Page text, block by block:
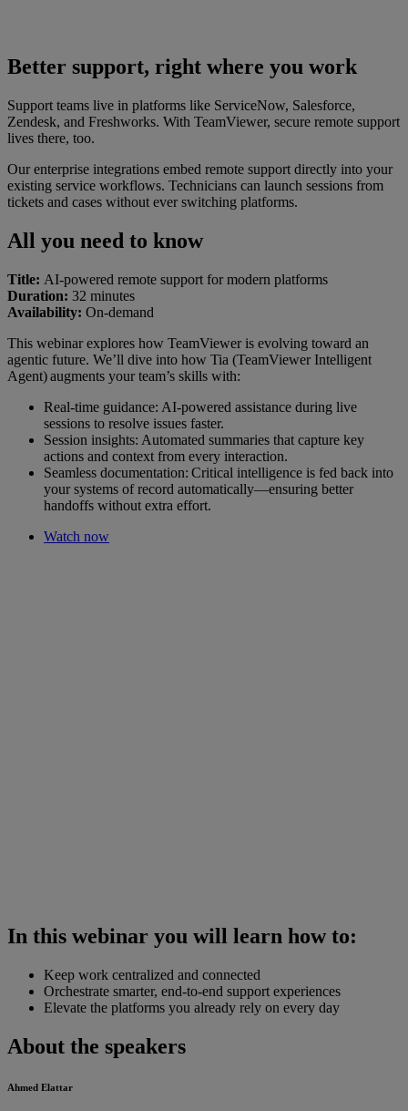
Better support, right where you work
Support teams live in platforms like ServiceNow, Salesforce,
Zendesk, and Freshworks. With TeamViewer, secure remote support
lives there, too.
Our enterprise integrations embed remote support directly into your
existing service workflows. Technicians can launch sessions from
tickets and cases without ever switching platforms.
All you need to know
Title: AI-powered remote support for modern platforms
Duration: 32 minutes
Availability: On-demand
This webinar explores how TeamViewer is evolving toward an
agentic future. We’ll dive into how Tia (TeamViewer Intelligent
Agent) augments your team’s skills with:
Real-time guidance: AI-powered assistance during live
sessions to resolve issues faster.
Session insights: Automated summaries that capture key
actions and context from every interaction.
Seamless documentation: Critical intelligence is fed back into
your systems of record automatically—ensuring better
handoffs without extra effort.
Watch now
In this webinar you will learn how to:
Keep work centralized and connected
Orchestrate smarter, end-to-end support experiences
Elevate the platforms you already rely on every day
About the speakers
Ahmed Elattar